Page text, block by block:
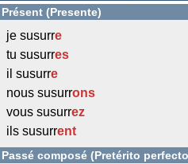
Présent (Presente)
je susurre
tu susurres
il susurre
nous susurrons
vous susurrez
ils susurrent
Passé composé (Pretérito